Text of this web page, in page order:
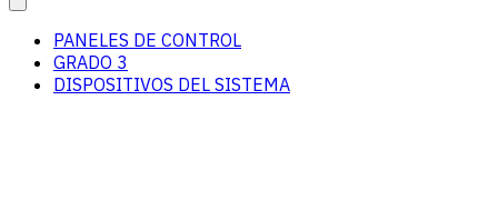
PANELES DE CONTROL
GRADO 3
DISPOSITIVOS DEL SISTEMA